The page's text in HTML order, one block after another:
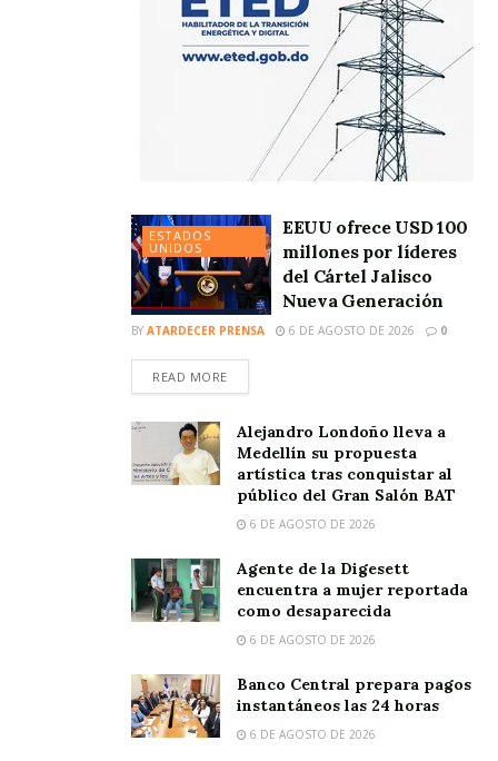
ESTADOS
UNIDOS
EEUU ofrece USD 100
millones por líderes
del Cártel Jalisco
Nueva Generación
BY ATARDECER PRENSA 6 DE AGOSTO DE 2026 0
READ MORE
Alejandro Londoño lleva a
Medellín su propuesta
artística tras conquistar al
público del Gran Salón BAT
6 DE AGOSTO DE 2026
Agente de la Digesett
encuentra a mujer reportada
como desaparecida
6 DE AGOSTO DE 2026
Banco Central prepara pagos
instantáneos las 24 horas
6 DE AGOSTO DE 2026